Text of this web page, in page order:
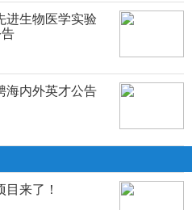
进生物医学实验
海内外英才公告
来了！